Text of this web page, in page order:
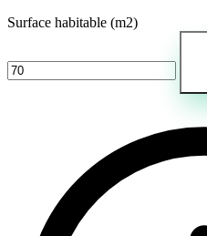
Surface habitable (m2)